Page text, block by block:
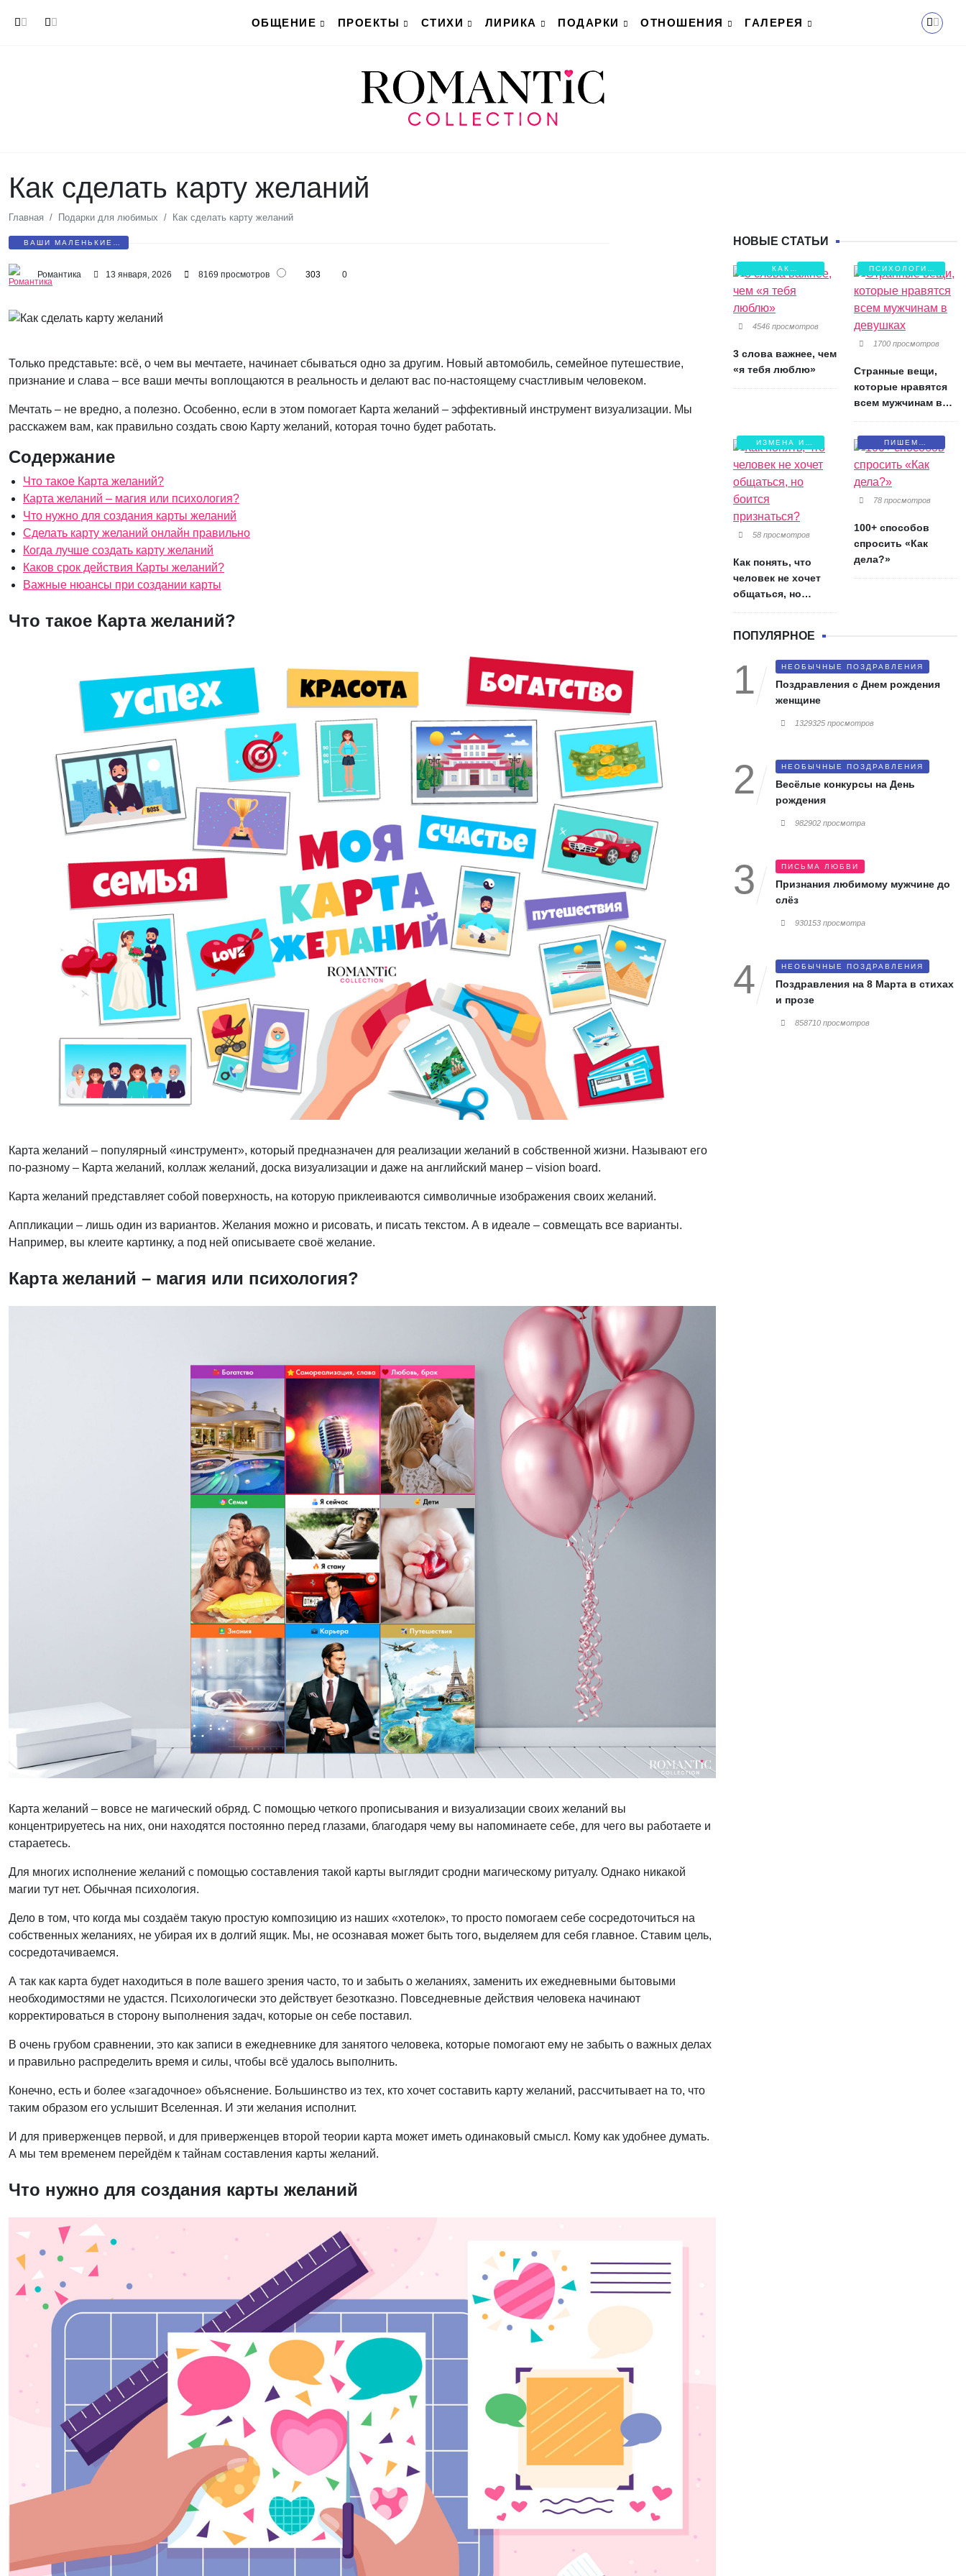
ОБЩЕНИЕ
ПРОЕКТЫ СТИХИ ЛИРИКА ПОДАРКИ ОТНОШЕНИЯ ГАЛЕРЕЯ
Как сделать карту желаний
Главная Подарки для любимых Как сделать карту желаний
ВАШИ МАЛЕНЬКИЕ
Романтика 13 января, 2026 8169 просмотров 303 0
Только представьте: всё, о чем вы мечтаете, начинает сбываться одно за другим. Новый автомобиль, семейное путешествие,
признание и слава – все ваши мечты воплощаются в реальность и делают вас по-настоящему счастливым человеком.
Мечтать – не вредно, а полезно. Особенно, если в этом помогает Карта желаний – эффективный инструмент визуализации. Мы
расскажем вам, как правильно создать свою Карту желаний, которая точно будет работать.
Содержание
Что такое Карта желаний?
Карта желаний – магия или психология?
Что нужно для создания карты желаний
Сделать карту желаний онлайн правильно
Когда лучше создать карту желаний
Каков срок действия Карты желаний?
Важные нюансы при создании карты
Что такое Карта желаний?
Карта желаний – популярный «инструмент», который предназначен для реализации желаний в собственной жизни. Называют его
по-разному – Карта желаний, коллаж желаний, доска визуализации и даже на английский манер – vision board.
Карта желаний представляет собой поверхность, на которую приклеиваются символичные изображения своих желаний.
Аппликации – лишь один из вариантов. Желания можно и рисовать, и писать текстом. А в идеале – совмещать все варианты.
Например, вы клеите картинку, а под ней описываете своё желание.
Карта желаний – магия или психология?
Карта желаний – вовсе не магический обряд. С помощью четкого прописывания и визуализации своих желаний вы
концентрируетесь на них, они находятся постоянно перед глазами, благодаря чему вы напоминаете себе, для чего вы работаете и
стараетесь.
Для многих исполнение желаний с помощью составления такой карты выглядит сродни магическому ритуалу. Однако никакой
магии тут нет. Обычная психология.
Дело в том, что когда мы создаём такую простую композицию из наших «хотелок», то просто помогаем себе сосредоточиться на
собственных желаниях, не убирая их в долгий ящик. Мы, не осознавая может быть того, выделяем для себя главное. Ставим цель,
сосредотачиваемся.
А так как карта будет находиться в поле вашего зрения часто, то и забыть о желаниях, заменить их ежедневными бытовыми
необходимостями не удастся. Психологически это действует безотказно. Повседневные действия человека начинают
корректироваться в сторону выполнения задач, которые он себе поставил.
В очень грубом сравнении, это как записи в ежедневнике для занятого человека, которые помогают ему не забыть о важных делах
и правильно распределить время и силы, чтобы всё удалось выполнить.
Конечно, есть и более «загадочное» объяснение. Большинство из тех, кто хочет составить карту желаний, рассчитывает на то, что
таким образом его услышит Вселенная. И эти желания исполнит.
И для приверженцев первой, и для приверженцев второй теории карта может иметь одинаковый смысл. Кому как удобнее думать.
А мы тем временем перейдём к тайнам составления карты желаний.
Что нужно для создания карты желаний
НОВЫЕ СТАТЬИ
КАК
СОХРАНИТЬ
ЛЮБОВЬ?
4546 просмотров
3 слова важнее, чем
«я тебя люблю»
ПСИХОЛОГИЯ
ЛЮБВИ
1700 просмотров
Странные вещи,
которые нравятся
всем мужчинам в
ИЗМЕНА И
БОЛЬ
58 просмотров
Как понять, что
человек не хочет
общаться, но
ПИШЕМ
ПИСЬМА
78 просмотров
100+ способов
спросить «Как
дела?»
ПОПУЛЯРНОЕ
НЕОБЫЧНЫЕ ПОЗДРАВЛЕНИЯ
Поздравления с Днем рождения
женщине
1329325 просмотров
НЕОБЫЧНЫЕ ПОЗДРАВЛЕНИЯ
Весёлые конкурсы на День
рождения
982902 просмотра
ПИСЬМА ЛЮБВИ
Признания любимому мужчине до
слёз
930153 просмотра
НЕОБЫЧНЫЕ ПОЗДРАВЛЕНИЯ
Поздравления на 8 Марта в стихах
и прозе
858710 просмотров